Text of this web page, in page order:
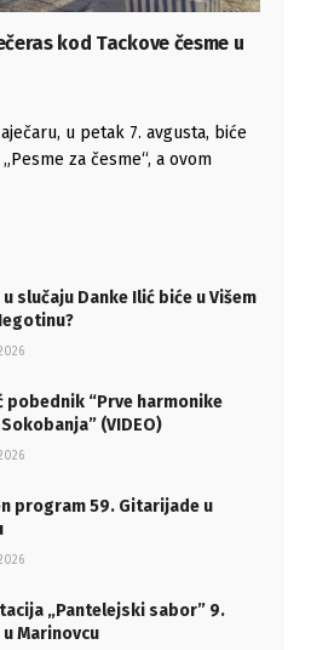
kod Tackove česme u
u petak 7. avgusta, biće
za česme“, a ovom
slučaju Danke Ilić biće u Višem
pobednik “Prve harmonike
(VIDEO)
program 59. Gitarijade u
„Pantelejski sabor” 9.
Marinovcu